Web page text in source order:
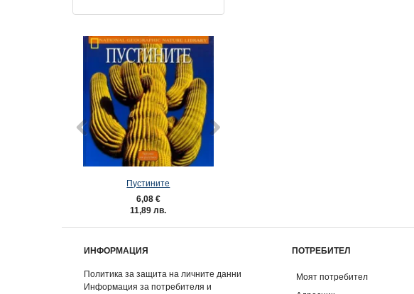
Пустините
6,08 €
11,89 лв.
ИНФОРМАЦИЯ
Политика за защита на личните данни
Информация за потребителя и
ПОТРЕБИТЕЛ
Моят потребител